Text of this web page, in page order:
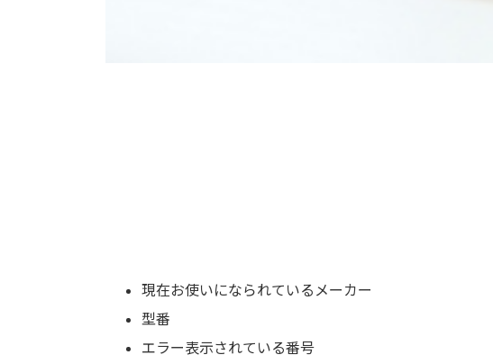
現在お使いになられているメーカー
型番
エラー表示されている番号